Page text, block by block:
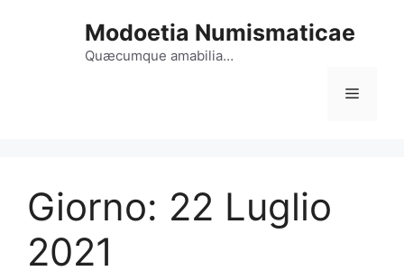
Modoetia Numismaticae
Quæcumque amabilia…
Menu
Giorno: 22 Luglio
2021